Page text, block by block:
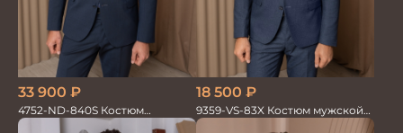
33 900 ₽
4752-ND-840S Костюм
мужской двойка
18 500 ₽
9359-VS-83X Костюм мужской
двойка